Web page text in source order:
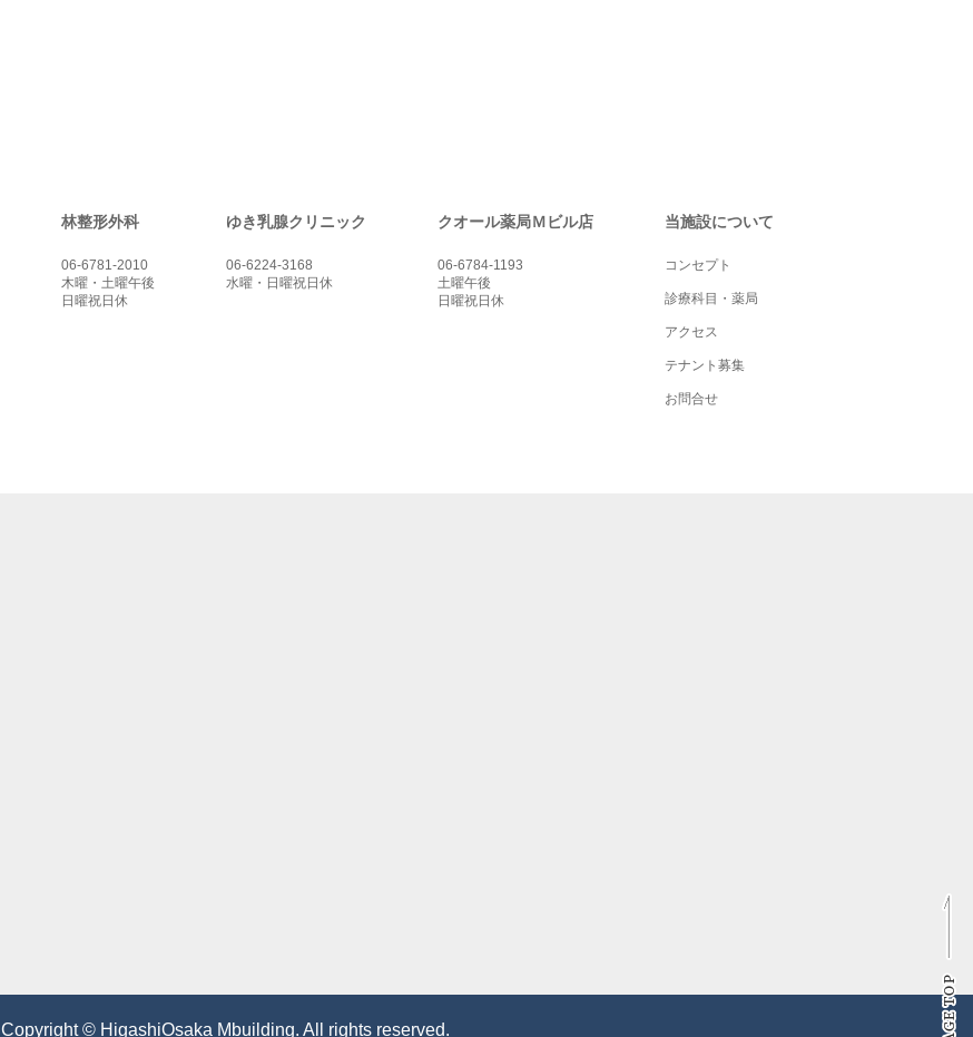
林整形外科
06-6781-2010
木曜・土曜午後
日曜祝日休
ゆき乳腺クリニック
06-6224-3168
水曜・日曜祝日休
クオール薬局Ｍビル店
06-6784-1193
土曜午後
日曜祝日休
当施設について
コンセプト
診療科目・薬局
アクセス
テナント募集
お問合せ
Copyright © HigashiOsaka Mbuilding. All rights reserved.